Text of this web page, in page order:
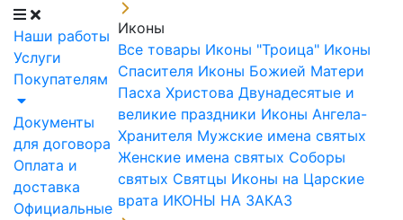
Наши работы
Услуги
Покупателям
Документы
для договора
Оплата и
доставка
Официальные
Иконы
Все товары Иконы "Троица" Иконы
Спасителя Иконы Божией Матери
Пасха Христова Двунадесятые и
великие праздники Иконы Ангела-
Хранителя Мужские имена святых
Женские имена святых Соборы
святых Святцы Иконы на Царские
врата ИКОНЫ НА ЗАКАЗ